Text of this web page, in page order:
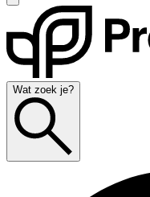
Wat zoek je?